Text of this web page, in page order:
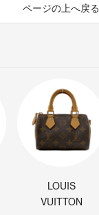
ページの上へ戻る
LOUIS
VUITTON